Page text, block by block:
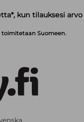
kun tilauksesi arvo
toimitetaan Suomeen.